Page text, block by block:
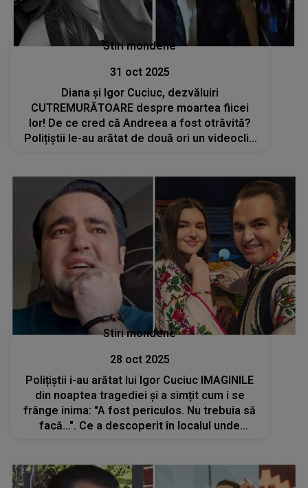
Stiri mondene
31 oct 2025
Diana și Igor Cuciuc, dezvăluiri
CUTREMURĂTOARE despre moartea fiicei
lor! De ce cred că Andreea a fost otrăvită?
Polițiștii le-au arătat de două ori un videoclip
Stiri mondene
28 oct 2025
Polițiștii i-au arătat lui Igor Cuciuc IMAGINILE
din noaptea tragediei și a simțit cum i se
frânge inima: "A fost periculos. Nu trebuia să
facă...". Ce a descoperit în localul unde